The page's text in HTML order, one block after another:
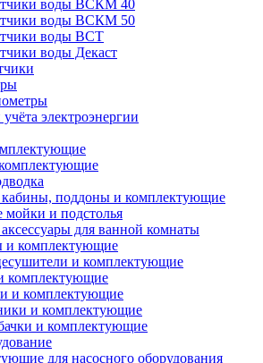
воды ВСКМ 40
воды ВСКМ 50
воды ВСТ
воды Декаст
электроэнергии
поддоны и комплектующие
мойки и подстолья
для ванной комнаты
и комплектующие
и комплектующие
комплектующие
и комплектующие
и комплектующие
и комплектующие
для насосного оборудования